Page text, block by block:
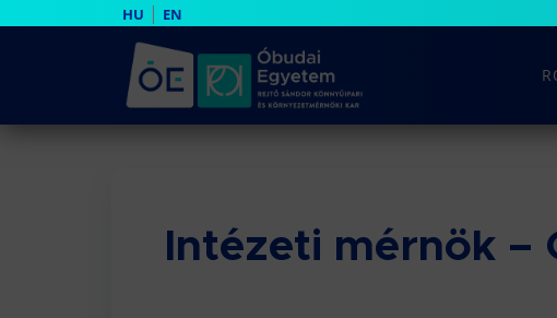
HU | EN
Intézeti mérnök –